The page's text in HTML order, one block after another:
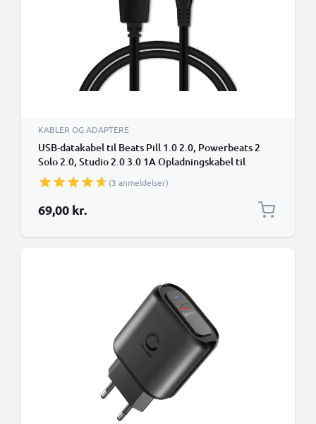
KABLER OG ADAPTERE
USB-datakabel til Beats Pill 1.0 2.0, Powerbeats 2
Solo 2.0, Studio 2.0 3.0 1A Opladningskabel til
hovedtelefoner / headsets 1m Filoverførsel PVC -
Sort
(3 anmeldelser)
69,00 kr.